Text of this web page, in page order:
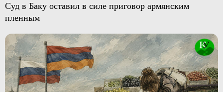
Суд в Баку оставил в силе приговор армянским
пленным